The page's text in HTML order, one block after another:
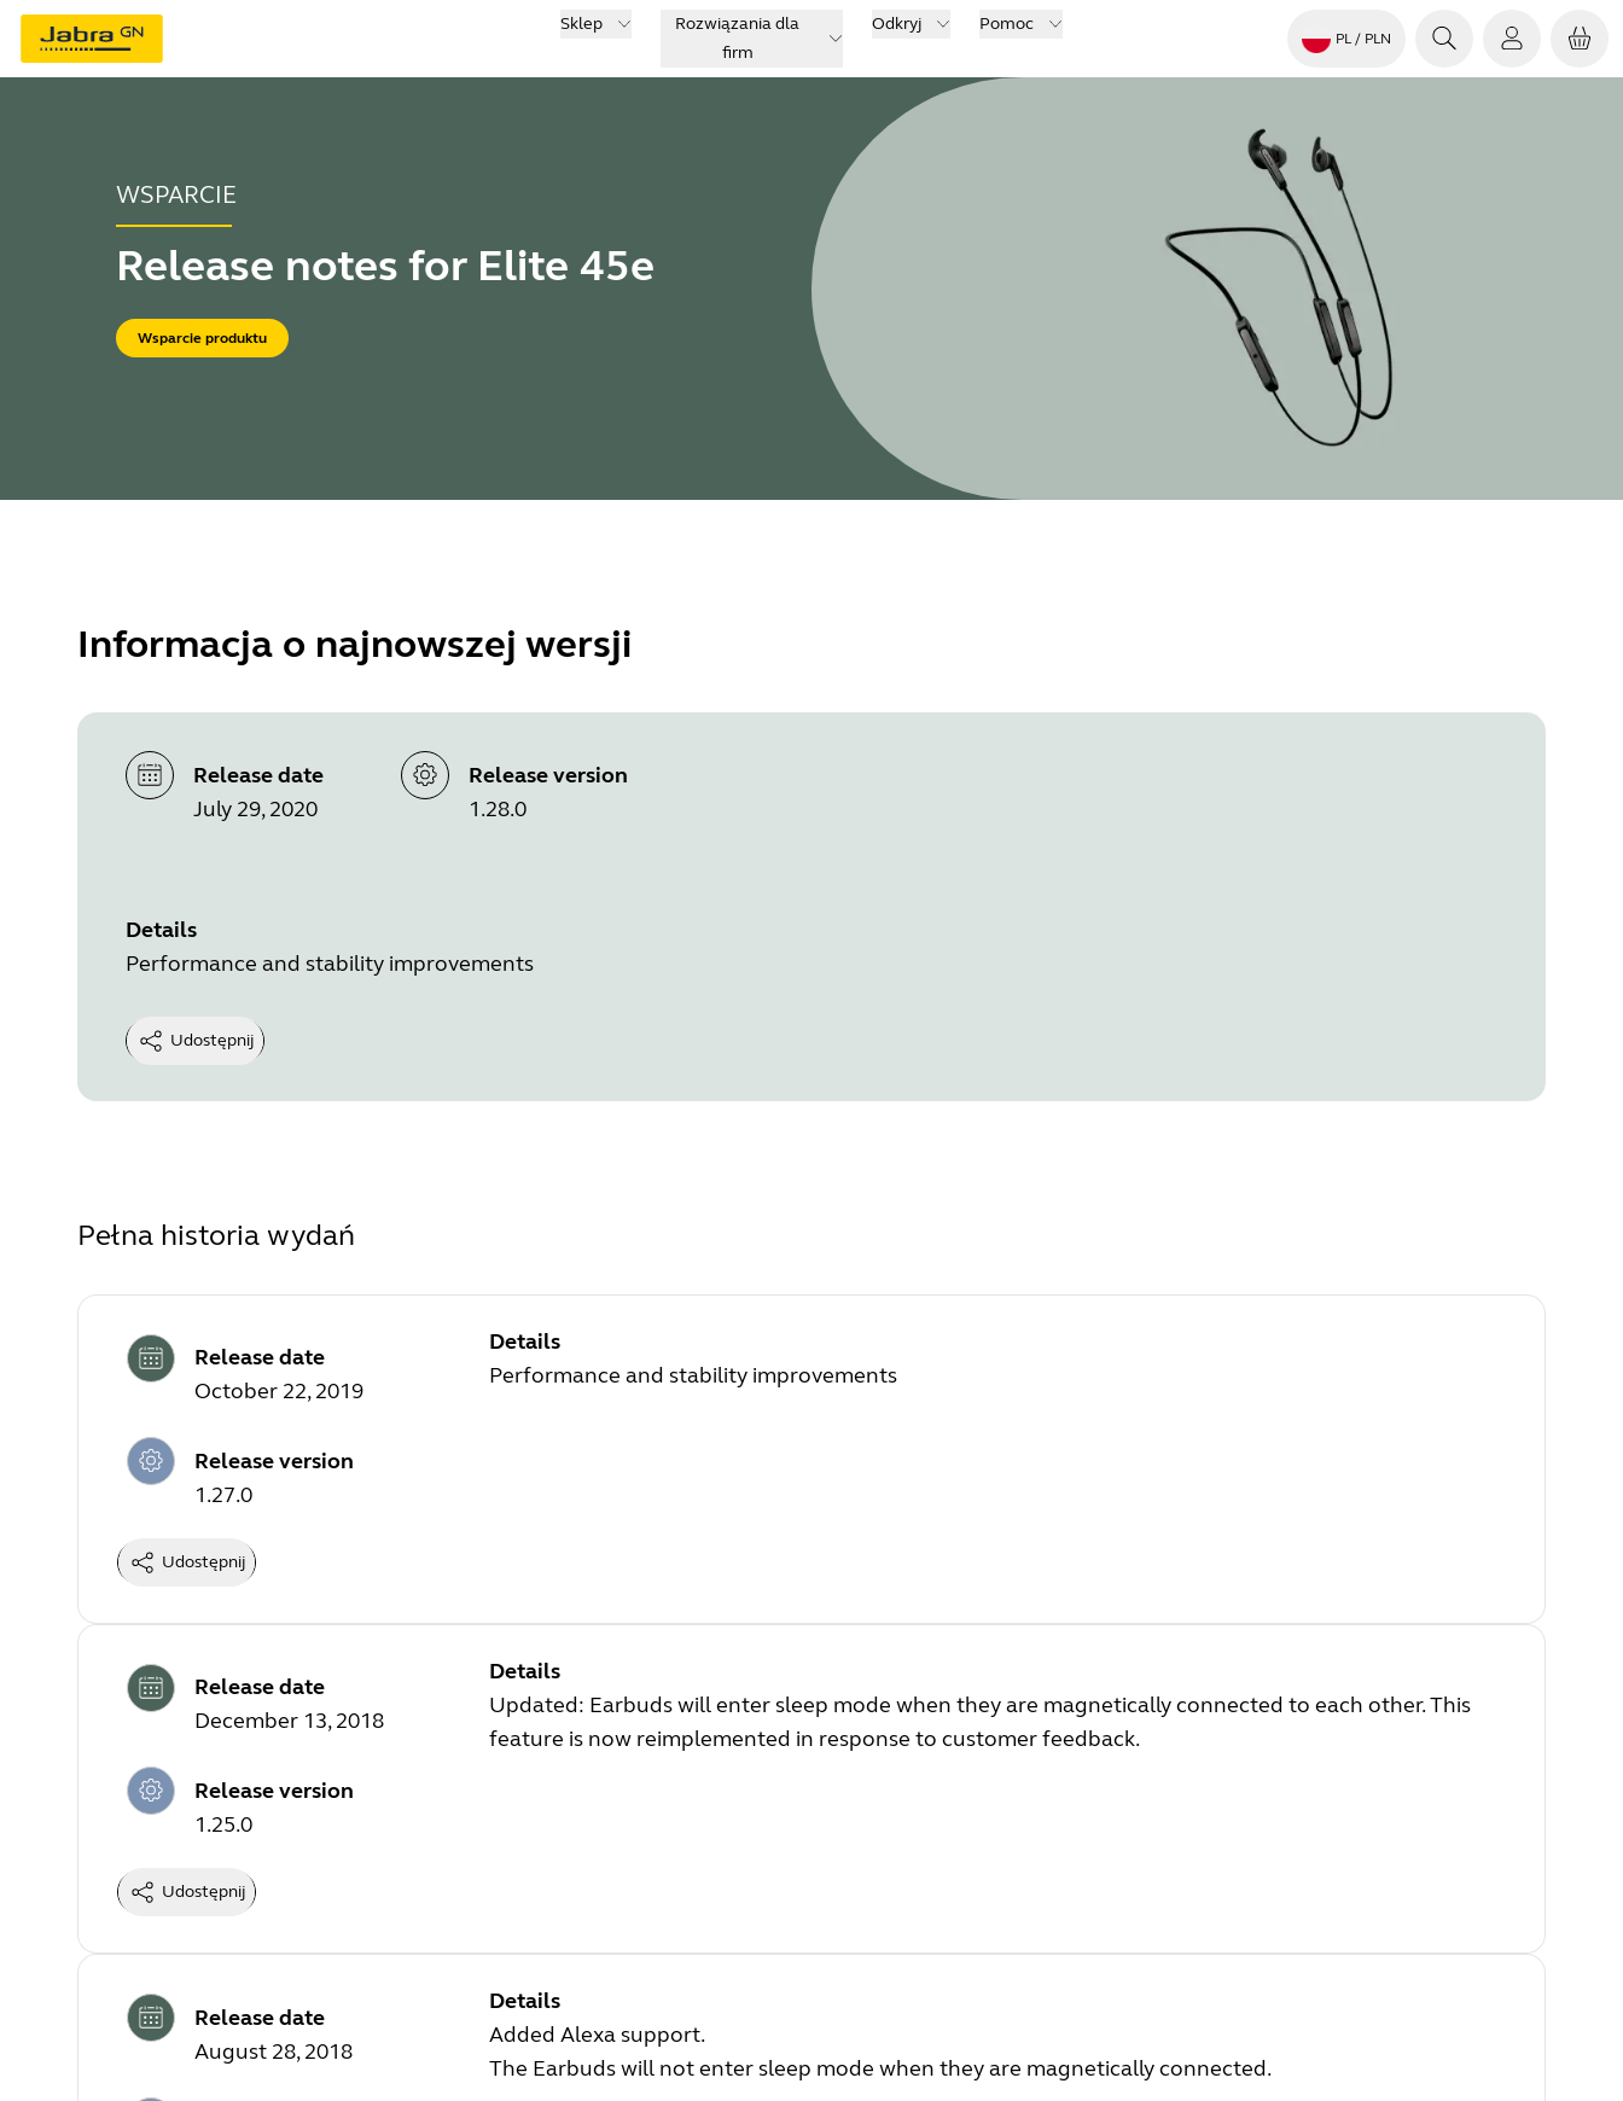
Sklep
Rozwiązania dla
firm
Odkryj Pomoc
PL / PLN
WSPARCIE
Release notes for Elite 45e
Wsparcie produktu
Informacja o najnowszej wersji
Release date
July 29, 2020
Release version
1.28.0
Details
Performance and stability improvements
Udostępnij
Pełna historia wydań
Release date
October 22, 2019
Release version
1.27.0
Details
Performance and stability improvements
Udostępnij
Release date
December 13, 2018
Release version
1.25.0
Details
Updated: Earbuds will enter sleep mode when they are magnetically connected to each other. This
feature is now reimplemented in response to customer feedback.
Udostępnij
Release date
August 28, 2018
Details
Added Alexa support.
The Earbuds will not enter sleep mode when they are magnetically connected.